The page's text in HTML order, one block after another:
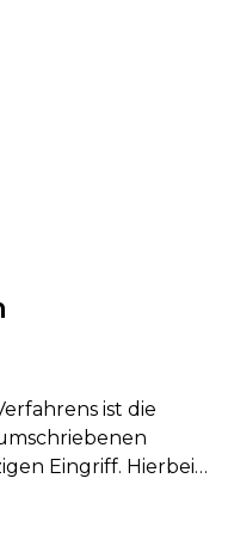
ist die
Eingriff. Hierbei
entnommen,...